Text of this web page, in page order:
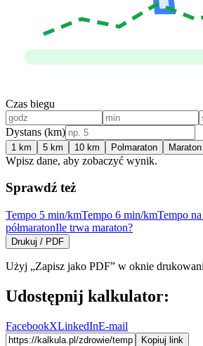
Czas biegu
Dystans (km)
1 km 5 km 10 km Polmaraton Maraton
Wpisz dane, aby zobaczyć wynik.
Sprawdź też
Tempo 5 min/kmTempo 6 min/kmTempo
półmaratonIle trwa maraton?
Drukuj / PDF
Użyj „Zapisz jako PDF” w oknie
Udostępnij kalkulator:
FacebookXLinkedInE-mail
Kopiuj link